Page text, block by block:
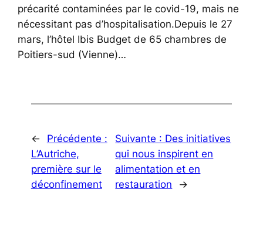
précarité contaminées par le covid-19, mais ne
nécessitant pas d’hospitalisation.Depuis le 27
mars, l’hôtel Ibis Budget de 65 chambres de
Poitiers-sud (Vienne)…
←
Précédente :
L’Autriche,
première sur le
déconfinement
Suivante : Des initiatives
qui nous inspirent en
alimentation et en
restauration
→